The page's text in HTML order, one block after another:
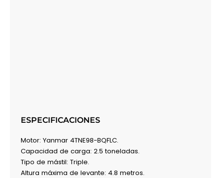
ESPECIFICACIONES
Motor: Yanmar 4TNE98-BQFLC.
Capacidad de carga: 2.5 toneladas.
Tipo de mástil: Triple.
Altura máxima de levante: 4.8 metros.